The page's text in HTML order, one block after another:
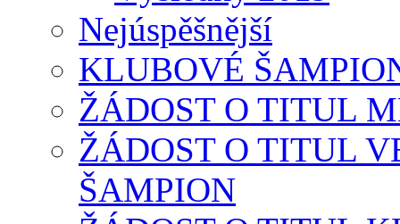
Nejúspěšnější
KLUBOVÉ
ŽÁDOST O TITUL
ŽÁDOST O TITUL
ŠAMPION